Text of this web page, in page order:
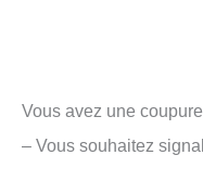
Vous avez une
– Vous souhaitez